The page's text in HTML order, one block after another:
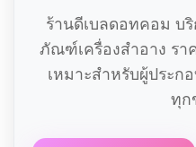
ร้านดีเบลดอทคอม บ
ภัณฑ์เครื่องสำอาง รา
เหมาะสำหรับผู้ประก
ทุก